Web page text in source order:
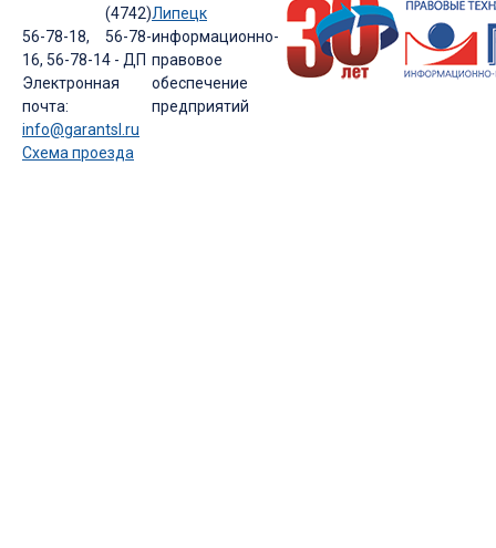
(4742)
56-78-18, 56-78-
16, 56-78-14 - ДП
Электронная
почта:
info@garantsl.ru
Схема проезда
Липецк
информационно-
правовое
обеспечение
предприятий